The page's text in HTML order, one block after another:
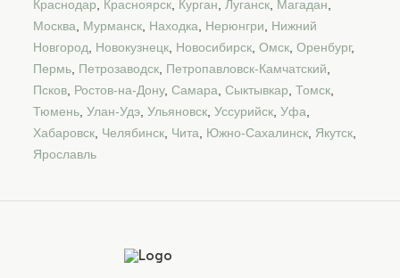
Краснодар
Красноярск Курган Луганск Магадан
Москва
Мурманск Находка Нерюнгри
Нижний
Новгород
Новокузнецк Новосибирск Омск Оренбург,
Пермь Петрозаводск Петропавловск-Камчатский
Псков Ростов-на-Дону, Самара Сыктывкар Томск
Тюмень Улан-Удэ Ульяновск Уссурийск Уфа
Хабаровск Челябинск Чита Южно-Сахалинск Якутск
Ярославль